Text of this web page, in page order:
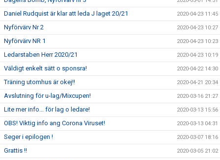
Daniel Rudquist är klar att leda J laget 20/21 2020-04-23 11:45
Nyförvärv Nr 2 2020-04-23 10:27
Nyförvärv NR 1 2020-04-23 10:23
Ledarstaben Herr 2020/21 2020-04-23 10:19
Väldigt enkelt sätt o sponsra! 2020-04-22 14:30
Träning utomhus är okej!! 2020-04-21 20:34
Avslutning för u-lag/Mixcupen! 2020-03-16 21:27
Lite mer info... för lag o ledare! 2020-03-13 15:56
OBS! Viktig info ang Corona Viruset! 2020-03-13 04:31
Seger i epilogen ! 2020-03-07 18:16
Grattis !! 2020-03-05 21:02